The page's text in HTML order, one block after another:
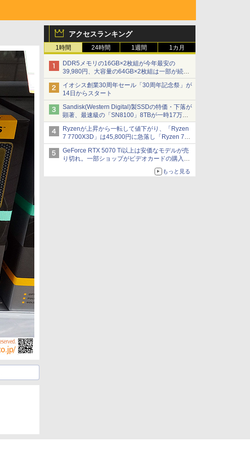
アクセスランキング
1時間 24時間 1週間 1カ月
DDR5メモリの16GB×2枚組が今年最安の
39,980円、大容量の64GB×2枚組は一部が続騰
[8月前半のメモリ価格]
イオシス創業30周年セール「30周年記念祭」が
14日からスタート
Sandisk(Western Digital)製SSDの特価・下落が
顕著、最速級の「SN8100」8TBが一時17万円
割れ [8月前半のSSD価格]
Ryzenが上昇から一転して値下がり、「Ryzen
7 7700X3D」は45,800円に急落し「Ryzen 7
7800X3D」との価格逆転解消 [8月前半のCPU
価格]
GeForce RTX 5070 Ti以上は安価なモデルが売
り切れ。一部ショップがビデオカードの購入制
限を実施したニュースが注目を集める AKIBA
PC Hotline! 先週のアクセスランキング 26年7月
もっと見る